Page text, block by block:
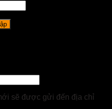
sẽ được gửi đến địa chỉ